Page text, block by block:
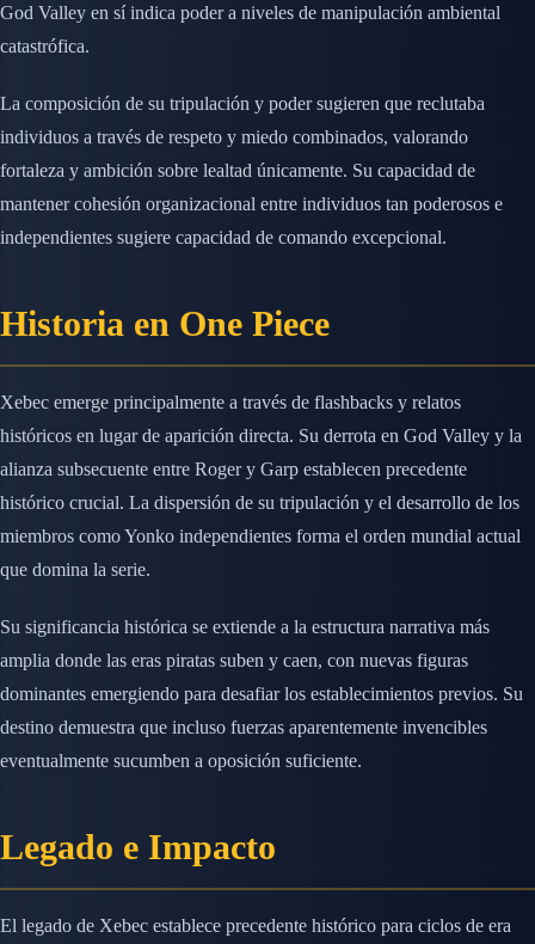
God Valley en sí indica poder a niveles de manipulación ambiental
catastrófica.
La composición de su tripulación y poder sugieren que reclutaba
individuos a través de respeto y miedo combinados, valorando
fortaleza y ambición sobre lealtad únicamente. Su capacidad de
mantener cohesión organizacional entre individuos tan poderosos e
independientes sugiere capacidad de comando excepcional.
Historia en One Piece
Xebec emerge principalmente a través de flashbacks y relatos
históricos en lugar de aparición directa. Su derrota en God Valley y la
alianza subsecuente entre Roger y Garp establecen precedente
histórico crucial. La dispersión de su tripulación y el desarrollo de los
miembros como Yonko independientes forma el orden mundial actual
que domina la serie.
Su significancia histórica se extiende a la estructura narrativa más
amplia donde las eras piratas suben y caen, con nuevas figuras
dominantes emergiendo para desafiar los establecimientos previos. Su
destino demuestra que incluso fuerzas aparentemente invencibles
eventualmente sucumben a oposición suficiente.
Legado e Impacto
El legado de Xebec establece precedente histórico para ciclos de era